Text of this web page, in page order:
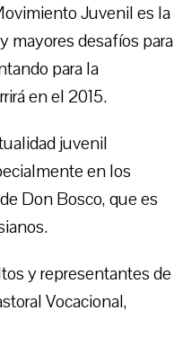
Juvenil es la
mayores desafíos para
para la
en el 2015.
juvenil
en los
Don Bosco, que es
y representantes de
Vocacional,